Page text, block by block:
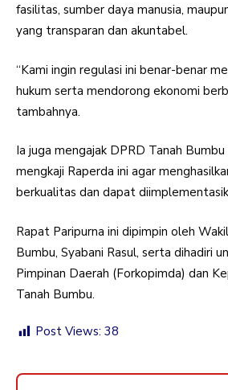
fasilitas, sumber daya manusia,
yang transparan dan akuntabel.
“Kami ingin regulasi ini benar-benar
hukum serta mendorong ekonomi
tambahnya.
Ia juga mengajak DPRD Tanah
mengkaji Raperda ini agar
berkualitas dan dapat
Rapat Paripurna ini dipimpin oleh
Bumbu, Syabani Rasul, serta dihadiri
Pimpinan Daerah (Forkopimda) dan
Tanah Bumbu.
Post Views: 38